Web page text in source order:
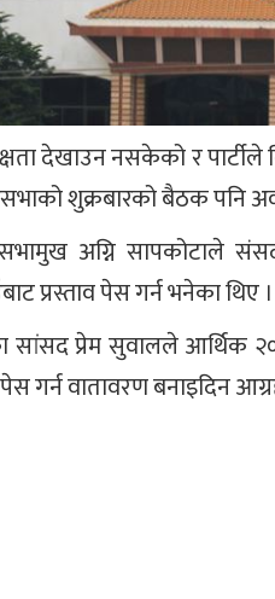
देखाउन नसकेको र
शुक्रबारको बैठक पनि
अग्नि सापकोटाले
प्रस्ताव पेस गर्न भनेका थिए ।
सांसद प्रेम सुवालले आर्थिक
गर्न वातावरण बनाइदिन